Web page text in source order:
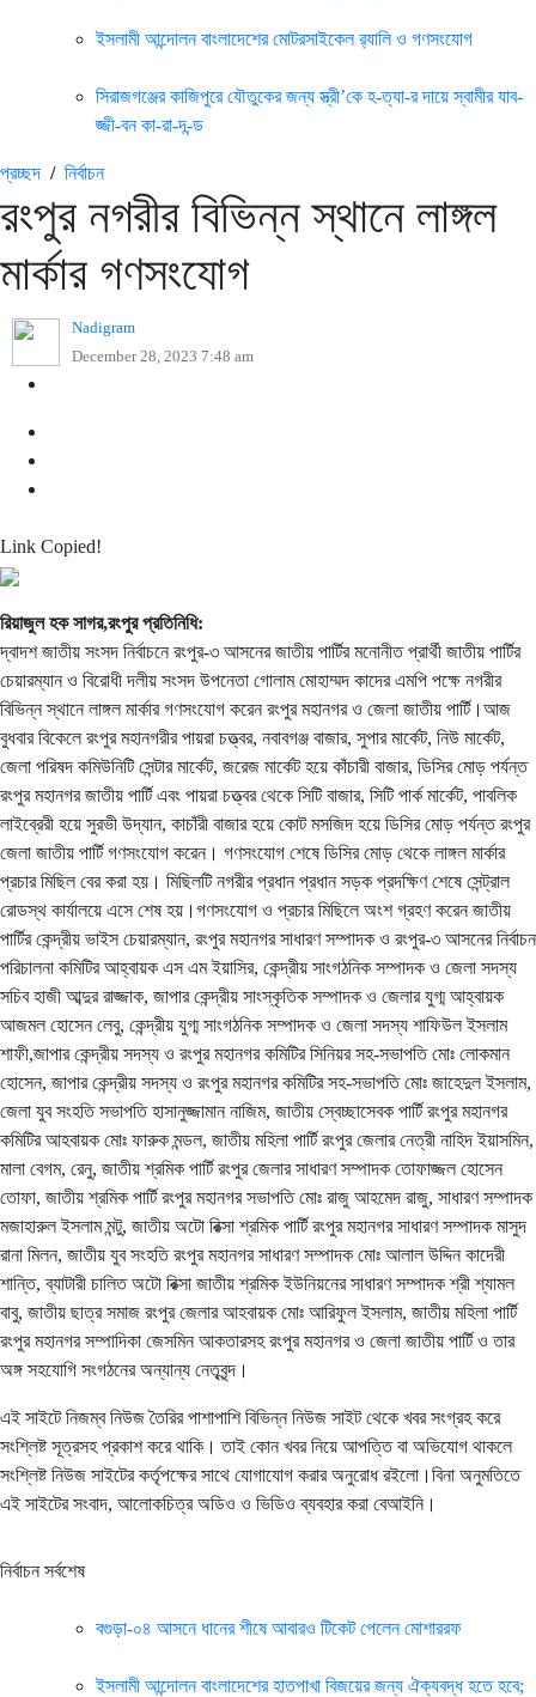
ইসলামী আন্দোলন বাংলাদেশের মোটরসাইকেল র‍্যালি ও গণসংযোগ
সিরাজগঞ্জের কাজিপুরে যৌতুকের জন্য স্ত্রী’কে হ-ত্যা-র দায়ে স্বামীর যাব-
জ্জী-বন কা-রা-দ-ন্ড
প্রচ্ছদ / নির্বাচন
রংপুর নগরীর বিভিন্ন স্থানে লাঙ্গল
মার্কার গণসংযোগ
Nadigram
December 28, 2023 7:48 am
Link Copied!
রিয়াজুল হক সাগর,রংপুর প্রতিনিধি:
দ্বাদশ জাতীয় সংসদ নির্বাচনে রংপুর-৩ আসনের জাতীয় পার্টির মনোনীত প্রার্থী জাতীয় পার্টির
চেয়ারম্যান ও বিরোধী দলীয় সংসদ উপনেতা গোলাম মোহাম্মদ কাদের এমপি পক্ষে নগরীর
বিভিন্ন স্থানে লাঙ্গল মার্কার গণসংযোগ করেন রংপুর মহানগর ও জেলা জাতীয় পার্টি।আজ
বুধবার বিকেলে রংপুর মহানগরীর পায়রা চত্ত্বর, নবাবগঞ্জ বাজার, সুপার মার্কেট, নিউ মার্কেট,
জেলা পরিষদ কমিউনিটি সেন্টার মার্কেট, জরেজ মার্কেট হয়ে কাঁচারী বাজার, ডিসির মোড় পর্যন্ত
রংপুর মহানগর জাতীয় পার্টি এবং পায়রা চত্ত্বর থেকে সিটি বাজার, সিটি পার্ক মার্কেট, পাবলিক
লাইব্রেরী হয়ে সুরভী উদ্যান, কাচাঁরী বাজার হয়ে কোট মসজিদ হয়ে ডিসির মোড় পর্যন্ত রংপুর
জেলা জাতীয় পার্টি গণসংযোগ করেন। গণসংযোগ শেষে ডিসির মোড় থেকে লাঙ্গল মার্কার
প্রচার মিছিল বের করা হয়। মিছিলটি নগরীর প্রধান প্রধান সড়ক প্রদক্ষিণ শেষে সেন্ট্রাল
রোডস্থ কার্যালয়ে এসে শেষ হয়।গণসংযোগ ও প্রচার মিছিলে অংশ গ্রহণ করেন জাতীয়
পার্টির কেন্দ্রীয় ভাইস চেয়ারম্যান, রংপুর মহানগর সাধারণ সম্পাদক ও রংপুর-৩ আসনের নির্বাচন
পরিচালনা কমিটির আহ্বায়ক এস এম ইয়াসির, কেন্দ্রীয় সাংগঠনিক সম্পাদক ও জেলা সদস্য
সচিব হাজী আব্দুর রাজ্জাক, জাপার কেন্দ্রীয় সাংস্কৃতিক সম্পাদক ও জেলার যুগ্ম আহ্বায়ক
আজমল হোসেন লেবু, কেন্দ্রীয় যুগ্ম সাংগঠনিক সম্পাদক ও জেলা সদস্য শাফিউল ইসলাম
শাফী,জাপার কেন্দ্রীয় সদস্য ও রংপুর মহানগর কমিটির সিনিয়র সহ-সভাপতি মোঃ লোকমান
হোসেন, জাপার কেন্দ্রীয় সদস্য ও রংপুর মহানগর কমিটির সহ-সভাপতি মোঃ জাহেদুল ইসলাম,
জেলা যুব সংহতি সভাপতি হাসানুজ্জামান নাজিম, জাতীয় স্বেচ্ছাসেবক পার্টি রংপুর মহানগর
কমিটির আহবায়ক মোঃ ফারুক মন্ডল, জাতীয় মহিলা পার্টি রংপুর জেলার নেত্রী নাহিদ ইয়াসমিন,
মালা বেগম, রেনু, জাতীয় শ্রমিক পার্টি রংপুর জেলার সাধারণ সম্পাদক তোফাজ্জল হোসেন
তোফা, জাতীয় শ্রমিক পার্টি রংপুর মহানগর সভাপতি মোঃ রাজু আহমেদ রাজু, সাধারণ সম্পাদক
মজাহারুল ইসলাম মন্টু, জাতীয় অটো রিক্সা শ্রমিক পার্টি রংপুর মহানগর সাধারণ সম্পাদক মাসুদ
রানা মিলন, জাতীয় যুব সংহতি রংপুর মহানগর সাধারণ সম্পাদক মোঃ আলাল উদ্দিন কাদেরী
শান্তি, ব্যাটারী চালিত অটো রিক্সা জাতীয় শ্রমিক ইউনিয়নের সাধারণ সম্পাদক শ্রী শ্যামল
বাবু, জাতীয় ছাত্র সমাজ রংপুর জেলার আহবায়ক মোঃ আরিফুল ইসলাম, জাতীয় মহিলা পার্টি
রংপুর মহানগর সম্পাদিকা জেসমিন আকতারসহ রংপুর মহানগর ও জেলা জাতীয় পার্টি ও তার
অঙ্গ সহযোগি সংগঠনের অন্যান্য নেতৃবৃন্দ।
এই সাইটে নিজম্ব নিউজ তৈরির পাশাপাশি বিভিন্ন নিউজ সাইট থেকে খবর সংগ্রহ করে
সংশ্লিষ্ট সূত্রসহ প্রকাশ করে থাকি। তাই কোন খবর নিয়ে আপত্তি বা অভিযোগ থাকলে
সংশ্লিষ্ট নিউজ সাইটের কর্তৃপক্ষের সাথে যোগাযোগ করার অনুরোধ রইলো।বিনা অনুমতিতে
এই সাইটের সংবাদ, আলোকচিত্র অডিও ও ভিডিও ব্যবহার করা বেআইনি।
নির্বাচন সর্বশেষ
বগুড়া-০৪ আসনে ধানের শীষে আবারও টিকেট পেলেন মোশাররফ
ইসলামী আন্দোলন বাংলাদেশের হাতপাখা বিজয়ের জন্য ঐক্যবদ্ধ হতে হবে;